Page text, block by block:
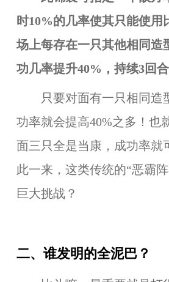
时10%的几率使其只能使用
场上每存在一只其他相同造
功几率提升40%，持续3回合
只要对面有一只相同造
功率就会提高40%之多！也
面三只全是当康，成功率就
此一来，这类传统的“恶霸
巨大挑战？
二、谁发明的全泥巴？